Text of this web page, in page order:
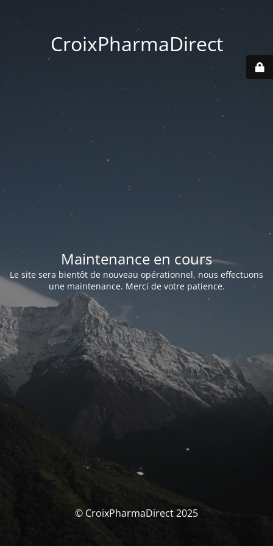
CroixPharmaDirect
Maintenance en cours
Le site sera bientôt de nouveau opérationnel, nous effectuons
une maintenance. Merci de votre patience.
© CroixPharmaDirect 2025